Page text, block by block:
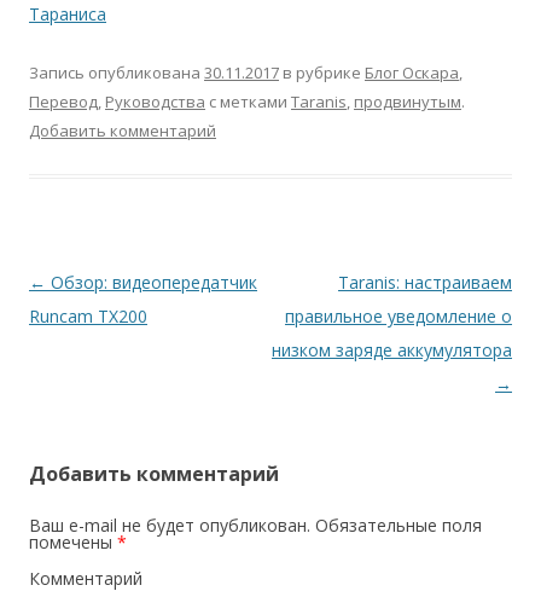
Тараниса
Запись опубликована 30.11.2017 в рубрике Блог Оскара,
Перевод, Руководства с метками Taranis, продвинутым.
Добавить комментарий
Навигация
по
← Обзор: видеопередатчик
Runcam TX200
Taranis: настраиваем
правильное уведомление о
низком заряде аккумулятора
→
Добавить комментарий
Ваш e-mail не будет опубликован. Обязательные поля
помечены *
Комментарий